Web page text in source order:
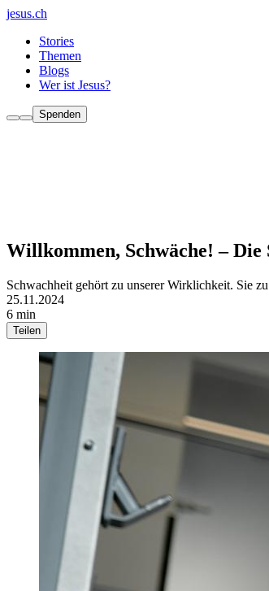
jesus.ch
Stories
Themen
Blogs
Wer ist Jesus?
Spenden
Willkommen, Schwäche! – Die
Schwachheit gehört zu unserer Wirklichkeit. Sie
25.11.2024
6 min
Teilen